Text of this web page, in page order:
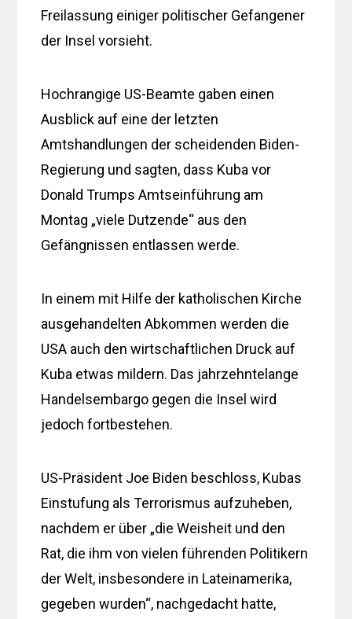
Freilassung einiger politischer Gefangener
der Insel vorsieht.
Hochrangige US-Beamte gaben einen
Ausblick auf eine der letzten
Amtshandlungen der scheidenden Biden-
Regierung und sagten, dass Kuba vor
Donald Trumps Amtseinführung am
Montag „viele Dutzende“ aus den
Gefängnissen entlassen werde.
In einem mit Hilfe der katholischen Kirche
ausgehandelten Abkommen werden die
USA auch den wirtschaftlichen Druck auf
Kuba etwas mildern. Das jahrzehntelange
Handelsembargo gegen die Insel wird
jedoch fortbestehen.
US-Präsident Joe Biden beschloss, Kubas
Einstufung als Terrorismus aufzuheben,
nachdem er über „die Weisheit und den
Rat, die ihm von vielen führenden Politikern
der Welt, insbesondere in Lateinamerika,
gegeben wurden“, nachgedacht hatte,